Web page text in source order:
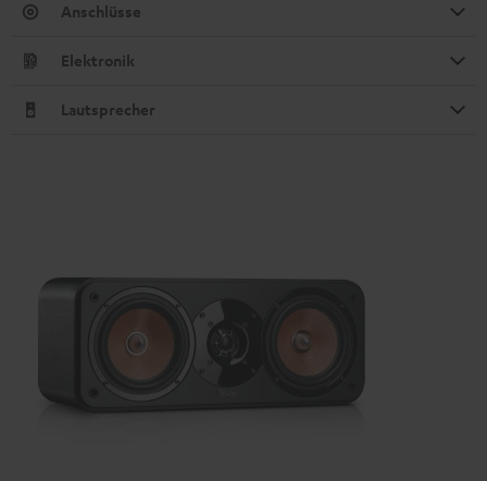
Anschlüsse
Elektronik
Lautsprecher